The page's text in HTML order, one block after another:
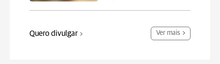
Quero divulgar Ver mais